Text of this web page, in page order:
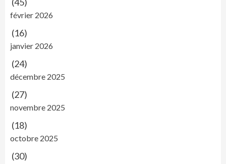
février 2026
(16)
janvier 2026
(24)
décembre 2025
(27)
novembre 2025
(18)
octobre 2025
(30)